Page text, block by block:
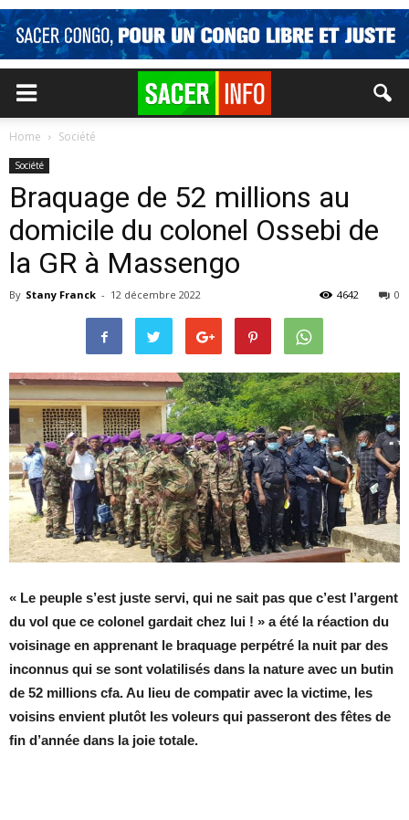
Home Société
Société
Braquage de 52 millions au
domicile du colonel Ossebi de
la GR à Massengo
By Stany Franck - 12 décembre 2022 0
4642
« Le peuple s’est juste servi, qui ne sait pas que c’est l’argent
du vol que ce colonel gardait chez lui ! » a été la réaction du
voisinage en apprenant le braquage perpétré la nuit par des
inconnus qui se sont volatilisés dans la nature avec un butin
de 52 millions cfa. Au lieu de compatir avec la victime, les
voisins envient plutôt les voleurs qui passeront des fêtes de
fin d’année dans la joie totale.